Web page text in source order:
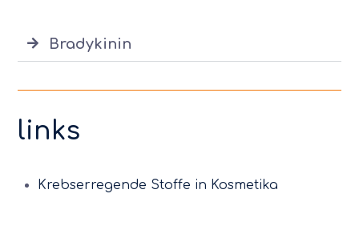
Bradykinin
links
Krebserregende Stoffe in Kosmetika